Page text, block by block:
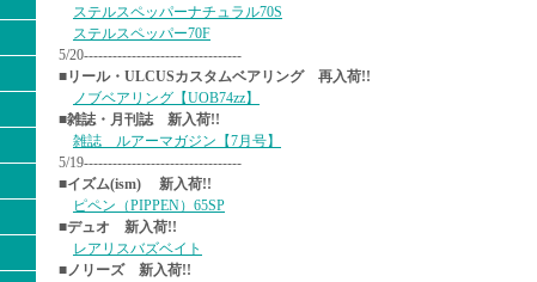
ステルスペッパーナチュラル70S
ステルスペッパー70F
5/20---------------------------------
■リール・ULCUSカスタムベアリング 再入荷!!
ノブベアリング【UOB74zz】
■雑誌・月刊誌 新入荷!!
雑誌 ルアーマガジン【7月号】
5/19---------------------------------
■イズム(ism) 新入荷!!
ピペン（PIPPEN）65SP
■デュオ 新入荷!!
レアリスバズベイト
■ノリーズ 新入荷!!